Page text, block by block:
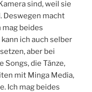
sind, weil sie
Deswegen macht
mag beides
ich auch selber
aber bei
Songs, die Tänze,
mit Minga Media,
Ich mag beides